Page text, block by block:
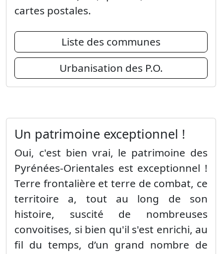
cartes postales.
Liste des communes
Urbanisation des P.O.
Un patrimoine exceptionnel !
Oui, c'est bien vrai, le patrimoine des
Pyrénées-Orientales est exceptionnel !
Terre frontalière et terre de combat, ce
territoire a, tout au long de son
histoire, suscité de nombreuses
convoitises, si bien qu'il s'est enrichi, au
fil du temps, d’un grand nombre de